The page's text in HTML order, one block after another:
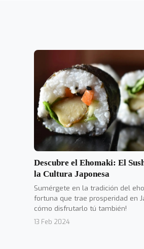
Descubre el Ehomaki: El
la Cultura Japonesa
Sumérgete en la tradición del
fortuna que trae prosperidad en
cómo disfrutarlo tú también!
13 Feb 2024